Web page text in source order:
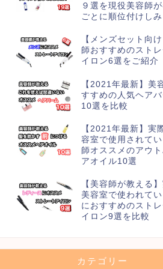
９選を現役美容師が
ごとに順位付けし
【メンズセット向
師おすすめのスト
イロン6選をご紹介
【2021年最新】美
すすめの人気ヘアバ
10選を比較
【2021年最新】実
容室で使用されて
師オススメのアウ
アオイル10選
【美容師が教える
美容室で使われて
におすすめのスト
イロン9選を比較
カテゴリー